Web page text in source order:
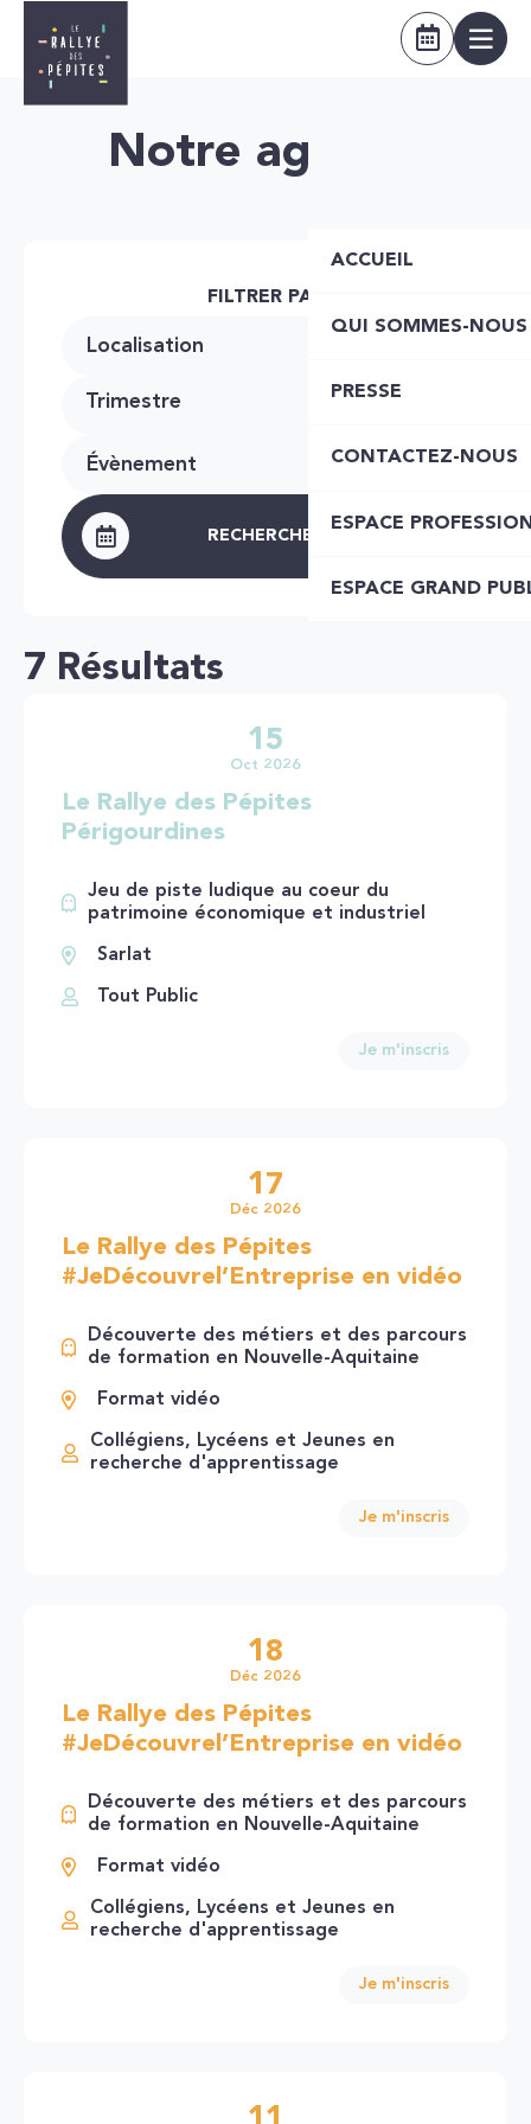
ACCUEIL
QUI SOMMES-NOUS
PRESSE
CONTACTEZ-NOUS
ESPACE
ESPACE GRAND
Notre agenda
FILTRER PAR
Localisation
Trimestre
Évènement
RECHERCHER
7 Résultats
Le Rallye des Pépites
Périgourdines
15
Oct 2026
Jeu de piste ludique au coeur du
patrimoine économique et industriel
Sarlat
Tout Public
Je m'inscris
Le Rallye des Pépites
#JeDécouvrel’Entreprise en vidéo
17
Déc 2026
Découverte des métiers et des parcours
de formation en Nouvelle-Aquitaine
Format vidéo
Collégiens, Lycéens et Jeunes en
recherche d'apprentissage
Je m'inscris
Le Rallye des Pépites
#JeDécouvrel’Entreprise en vidéo
18
Déc 2026
Découverte des métiers et des parcours
de formation en Nouvelle-Aquitaine
Format vidéo
Collégiens, Lycéens et Jeunes en
recherche d'apprentissage
Je m'inscris